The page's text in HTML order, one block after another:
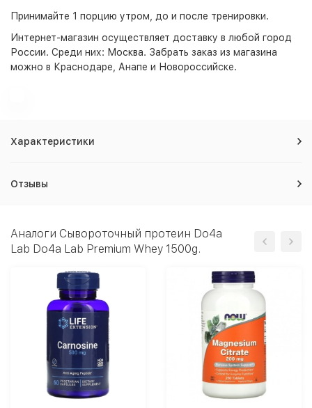
Принимайте 1 порцию утром, до и после тренировки.
Интернет-магазин осуществляет доставку в любой город
России. Среди них: Москва. Забрать заказ из магазина
можно в Краснодаре, Анапе и Новороссийске.
Характеристики
Отзывы
Аналоги Сывороточный протеин Do4a
Lab Do4a Lab Premium Whey 1500g.